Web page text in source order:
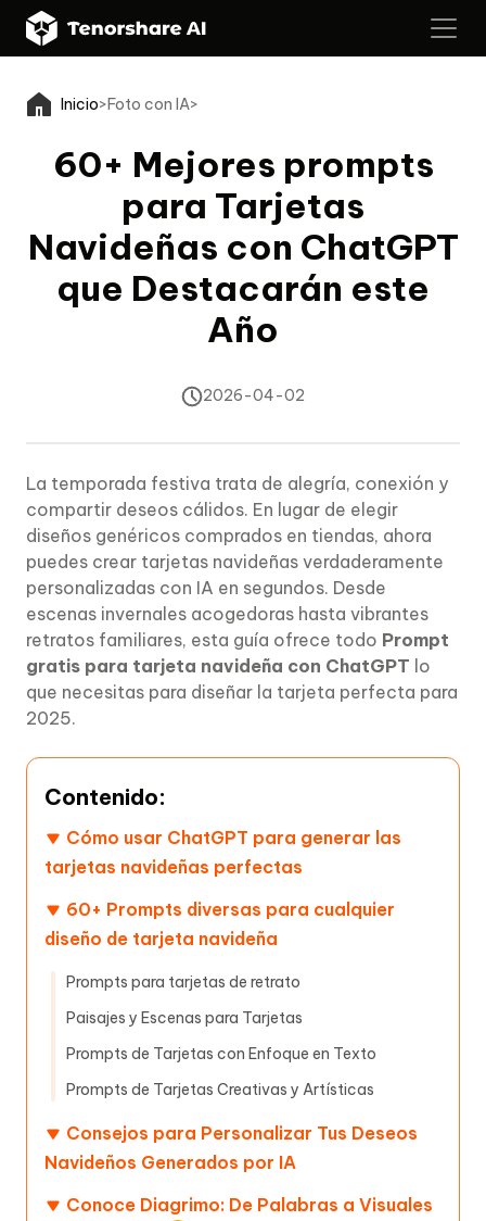
Inicio>Foto con IA>
60+ Mejores prompts
para Tarjetas
Navideñas con ChatGPT
que Destacarán este
Año
2026-04-02
La temporada festiva trata de alegría, conexión y
compartir deseos cálidos. En lugar de elegir
diseños genéricos comprados en tiendas, ahora
puedes crear tarjetas navideñas verdaderamente
personalizadas con IA en segundos. Desde
escenas invernales acogedoras hasta vibrantes
retratos familiares, esta guía ofrece todo Prompt
gratis para tarjeta navideña con ChatGPT lo
que necesitas para diseñar la tarjeta perfecta para
2025.
Contenido:
Cómo usar ChatGPT para generar las
tarjetas navideñas perfectas
60+ Prompts diversas para cualquier
diseño de tarjeta navideña
Prompts para tarjetas de retrato
Paisajes y Escenas para Tarjetas
Prompts de Tarjetas con Enfoque en Texto
Prompts de Tarjetas Creativas y Artísticas
Consejos para Personalizar Tus Deseos
Navideños Generados por IA
Conoce Diagrimo: De Palabras a Visuales